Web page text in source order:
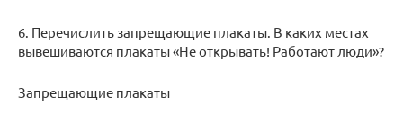
6. Перечислить запрещающие плакаты. В каких местах
вывешиваются плакаты «Не открывать! Работают люди»?
Запрещающие плакаты